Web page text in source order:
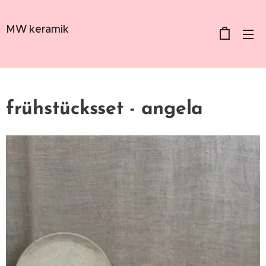
MW keramik
frühstücksset - angela